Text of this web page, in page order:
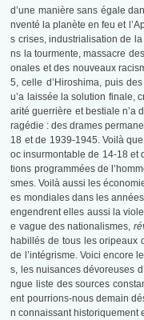
d’une manière sans égale
nventé la planète en feu et
s crises, industrialisation de
ns la tourmente, massacre
onales et des nouveaux
5, celle d’Hiroshima, puis des
u’a laissée la solution finale,
arité guerrière et bestiale n’a
ragédie : des drames
18 et de 1939-1945. Voilà
oc insurmontable de 14-18 et
tions programmées de
smes. Voilà aussi les
es mondiales dans les
engendrent elles aussi la
e vague des nationalismes,
habillés de tous les oripeaux
de l’intégrisme. Voici encore
s, les nuisances dévoreuses
ngue liste des sources
ent pourrions-nous demain
n connaissant historiquement